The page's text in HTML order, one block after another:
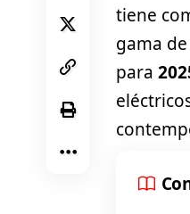
tiene
gama
para